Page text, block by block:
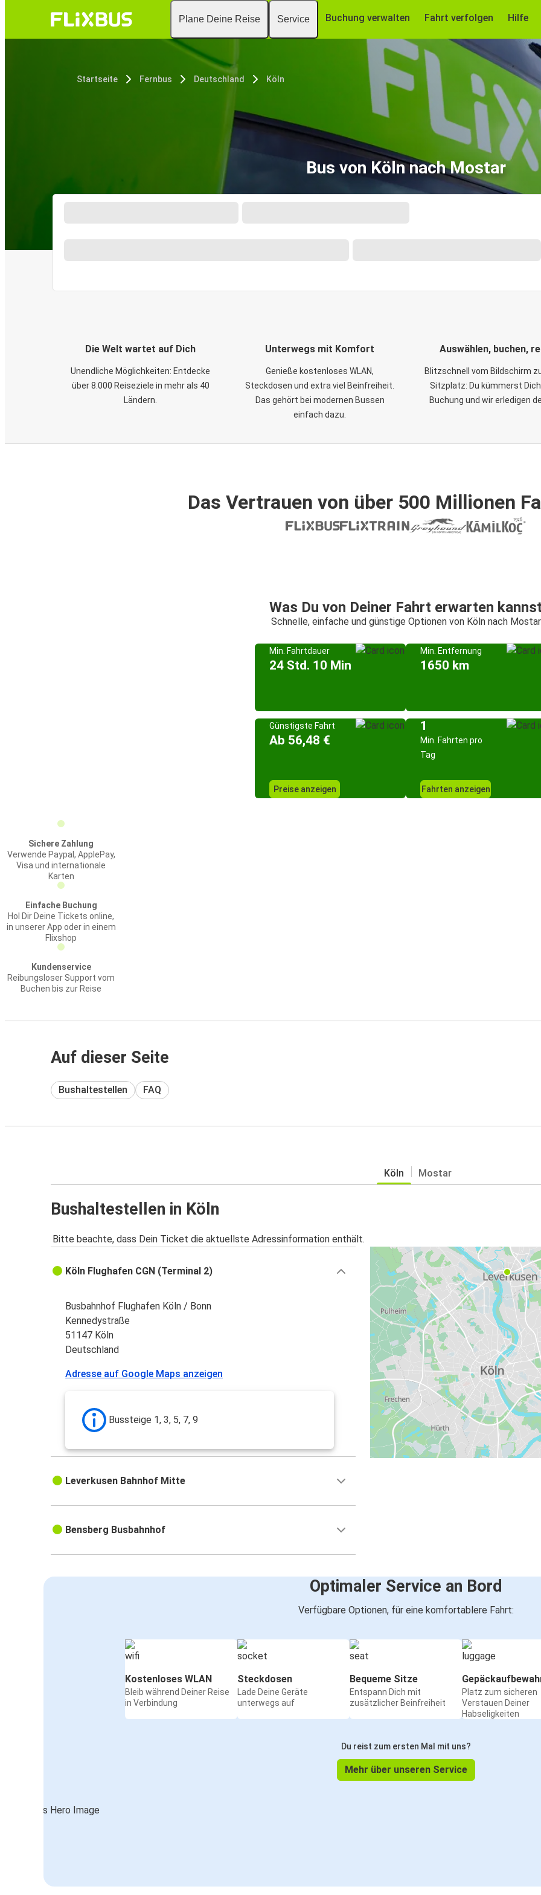
Plane Deine Reise Service Buchung verwalten Fahrt verfolgen Hilfe
Startseite Fernbus Deutschland Köln
Bus von Köln nach Mostar
Die Welt wartet auf Dich
Unendliche Möglichkeiten: Entdecke
über 8.000 Reiseziele in mehr als 40
Ländern.
Unterwegs mit Komfort
Genieße kostenloses WLAN,
Steckdosen und extra viel Beinfreiheit.
Das gehört bei modernen Bussen
einfach dazu.
Auswählen, buchen,
Blitzschnell vom Bildschirm
Sitzplatz: Du kümmerst
Buchung und wir erledigen
Das Vertrauen von über 500 Millionen
Was Du von Deiner Fahrt erwarten
Schnelle, einfache und günstige Optionen von Köln nach Mostar
Min. Fahrtdauer
24 Std. 10 Min
Min. Entfernung
1650 km
Günstigste Fahrt
Ab 56,48 €
Preise anzeigen
1
Min. Fahrten pro
Tag
Fahrten anzeigen
Sichere Zahlung
Verwende Paypal, ApplePay,
Visa und internationale
Karten
Einfache Buchung
Hol Dir Deine Tickets online,
in unserer App oder in einem
Flixshop
Kundenservice
Reibungsloser Support vom
Buchen bis zur Reise
Auf dieser Seite
Bushaltestellen FAQ
Köln Mostar
Bushaltestellen in Köln
Bitte beachte, dass Dein Ticket die aktuellste Adressinformation enthält.
Köln Flughafen CGN (Terminal 2)
Busbahnhof Flughafen Köln / Bonn
Kennedystraße
51147 Köln
Deutschland
Adresse auf Google Maps anzeigen
Bussteige 1, 3, 5, 7, 9
Leverkusen Bahnhof Mitte
Bensberg Busbahnhof
Optimaler Service an Bord
Verfügbare Optionen, für eine komfortablere Fahrt:
Kostenloses WLAN
Bleib während Deiner Reise
in Verbindung
Steckdosen
Lade Deine Geräte
unterwegs auf
Bequeme Sitze
Entspann Dich mit
zusätzlicher Beinfreiheit
Platz zum sicheren
Verstauen Deiner
Habseligkeiten
Du reist zum ersten Mal mit uns?
Mehr über unseren Service